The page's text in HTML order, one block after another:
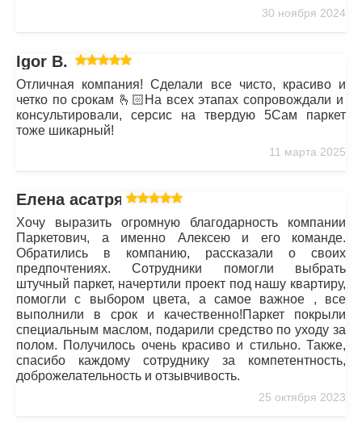
30 ноября 2024
Igor B.
Отличная компания! Сделали все чисто, красиво и
четко по срокам 🫰🏻На всех этапах сопровождали и
консультировали, серсис на твердую 5Сам паркет
тоже шикарный!
11 марта 2025
Елена асатрян
Хочу выразить огромную благодарность компании
Паркетович, а именно Алексею и его команде.
Обратились в компанию, рассказали о своих
предпочтениях. Сотрудники помогли выбрать
штучный паркет, начертили проект под нашу квартиру,
помогли с выбором цвета, а самое важное , все
выполнили в срок и качественно!Паркет покрыли
специальным маслом, подарили средство по уходу за
полом. Получилось очень красиво и стильно. Также,
спасибо каждому сотруднику за компетентность,
доброжелательность и отзывчивость.
25 октября 2023